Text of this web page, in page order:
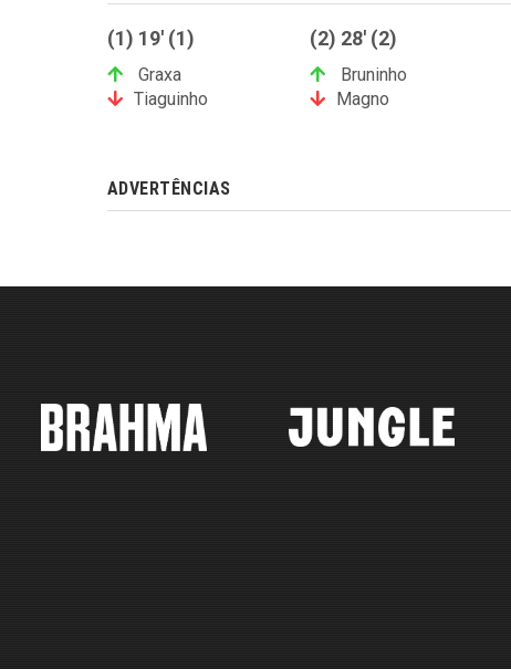
(1) 19' (1)
Graxa
Tiaguinho
(2) 28' (2)
Bruninho
Magno
ADVERTÊNCIAS